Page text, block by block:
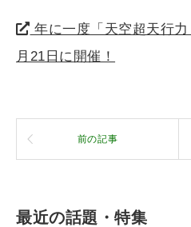
年に一度「天空超天行
月21日に開催！
前の記事
最近の話題・特集